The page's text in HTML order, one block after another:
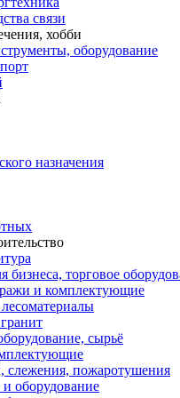
связи
хобби
оборудование
назначения
бизнеса, торговое
и комплектующие
сырьё
слежения, пожаротушения
оборудование